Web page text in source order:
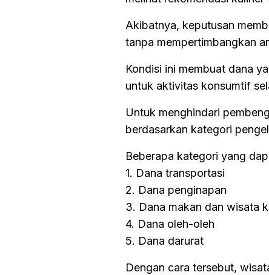
Akibatnya, keputusan
tanpa mempertimbangkan
Kondisi ini membuat dana
untuk aktivitas konsumtif
Untuk menghindari
berdasarkan kategori
Beberapa kategori yang
1. Dana transportasi
2. Dana penginapan
3. Dana makan dan wisata
4. Dana oleh-oleh
5. Dana darurat
Dengan cara tersebut,